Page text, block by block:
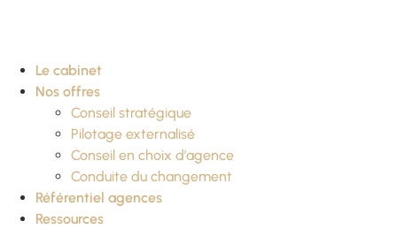
Le cabinet
Nos offres
Conseil stratégique
Pilotage externalisé
Conseil en choix d’agence
Conduite du changement
Référentiel agences
Ressources